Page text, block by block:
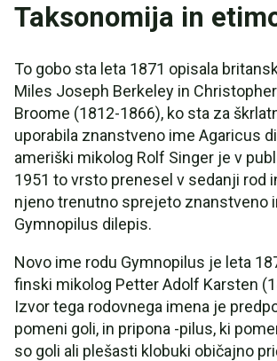
Taksonomija in
To gobo sta leta 1871 opisala
Miles Joseph Berkeley in
Broome (1812-1866), ko sta za
uporabila znanstveno ime Agaricus
ameriški mikolog Rolf Singer je v
1951 to vrsto prenesel v sedanji rod
njeno trenutno sprejeto znanstveno
Gymnopilus dilepis.
Novo ime rodu Gymnopilus je leta
finski mikolog Petter Adolf Karsten
Izvor tega rodovnega imena je
pomeni goli, in pripona -pilus, ki
so goli ali plešasti klobuki običajno